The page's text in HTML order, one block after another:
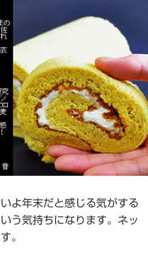
よ年末だと感じる気がする
う気持ちになります。ネッ
。